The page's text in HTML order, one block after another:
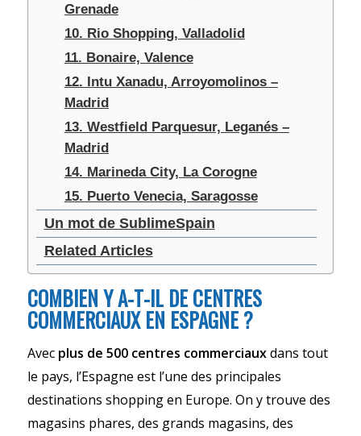
Grenade
10. Rio Shopping, Valladolid
11. Bonaire, Valence
12. Intu Xanadu, Arroyomolinos –
Madrid
13. Westfield Parquesur, Leganés –
Madrid
14. Marineda City, La Corogne
15. Puerto Venecia, Saragosse
Un mot de SublimeSpain
Related Articles
COMBIEN Y A-T-IL DE CENTRES
COMMERCIAUX EN ESPAGNE ?
Avecplus de 500 centres commerciauxdans tout
le pays, l’Espagne est l’une des principales
destinations shopping en Europe. On y trouve des
magasins phares, des grands magasins, des